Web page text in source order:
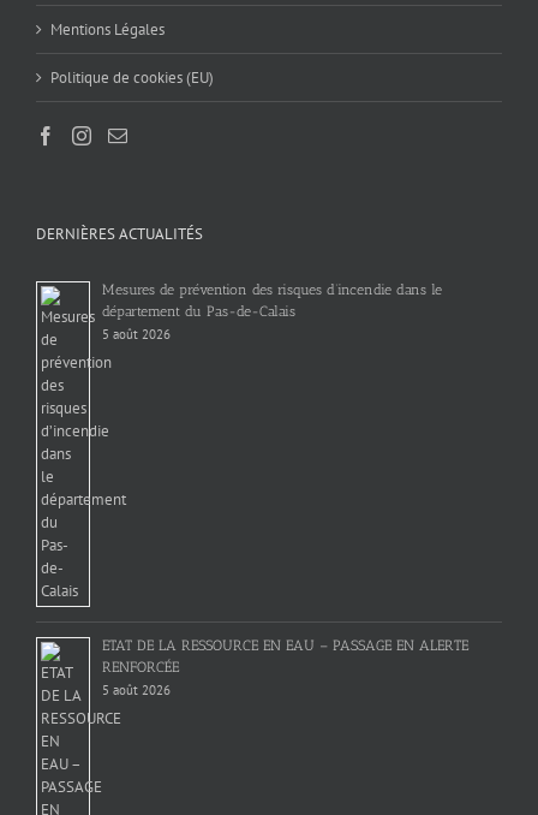
Mentions Légales
Politique de cookies (EU)
DERNIÈRES ACTUALITÉS
Mesures de prévention des risques d’incendie dans le
département du Pas-de-Calais
5 août 2026
ETAT DE LA RESSOURCE EN EAU – PASSAGE EN ALERTE
RENFORCÉE
5 août 2026